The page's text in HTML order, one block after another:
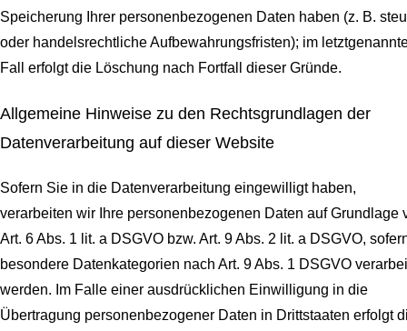
Speicherung Ihrer personenbezogenen Daten haben (z. B.
oder handelsrechtliche Aufbewahrungsfristen); im
Fall erfolgt die Löschung nach Fortfall dieser Gründe.
Allgemeine Hinweise zu den Rechtsgrundlagen der
Datenverarbeitung auf dieser Website
Sofern Sie in die Datenverarbeitung eingewilligt haben,
verarbeiten wir Ihre personenbezogenen Daten auf Grundlage
Art. 6 Abs. 1 lit. a DSGVO bzw. Art. 9 Abs. 2 lit. a DSGVO,
besondere Datenkategorien nach Art. 9 Abs. 1 DSGVO
werden. Im Falle einer ausdrücklichen Einwilligung in die
Übertragung personenbezogener Daten in Drittstaaten erfolgt